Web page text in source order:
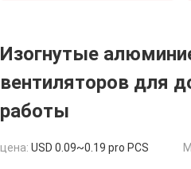
Изогнутые
вентиляторов для
работы
цена: USD 0.09~0.19 pro PCS